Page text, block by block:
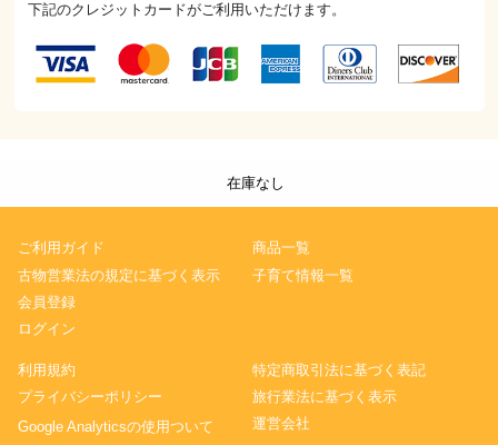
下記のクレジットカードがご利用いただけます。
在庫なし
ご利用ガイド
古物営業法の規定に基づく表示
会員登録
ログイン
商品一覧
子育て情報一覧
利用規約
プライバシーポリシー
Google Analyticsの使用ついて
特定商取引法に基づく表記
旅行業法に基づく表示
運営会社